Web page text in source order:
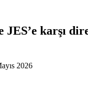
JES’e karşı
2026